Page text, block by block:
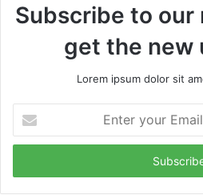
Subscribe to our
get the new
Lorem ipsum dolor sit
your
Email